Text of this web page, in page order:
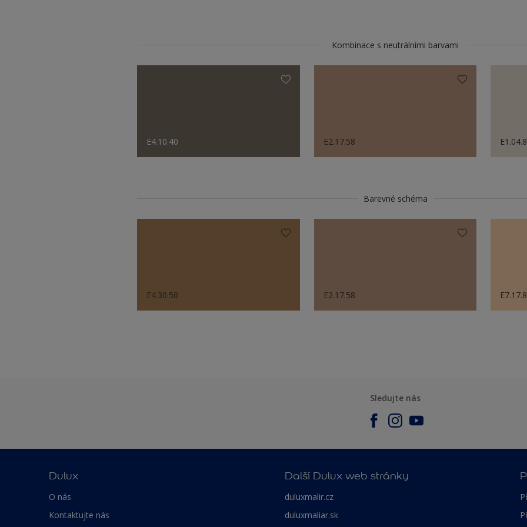
Kombinace s neutrálními barvami
E4.10.40 E2.17.58
Barevné schéma
E4.30.50 E2.17.58
Sledujte nás
Dulux
O nás
Kontaktujte nás
Další Dulux web stránky
duluxmalir.cz
duluxmaliar.sk